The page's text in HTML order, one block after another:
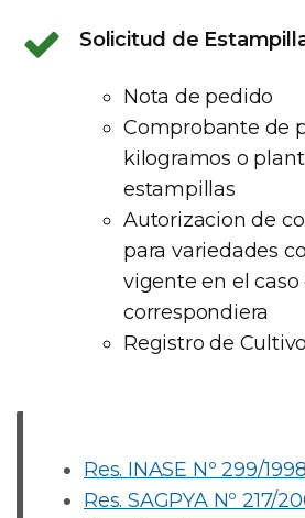
Solicitud de
Nota de pedido
Comprobante de
kilogramos o
estampillas
Autorizacion de
para variedades
vigente en el caso
correspondiera
Registro de
Res. INASE Nº 299/1998
Res. SAGPYA Nº 217/